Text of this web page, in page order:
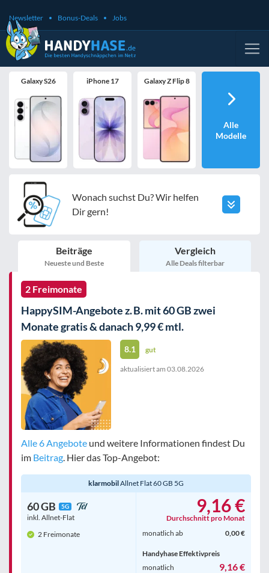
Newsletter Bonus-Deals Jobs
Galaxy S26 iPhone 17 Galaxy Z Flip 8
Alle
Modelle
Wonach suchst Du? Wir helfen
Dir gern!
Beiträge
Neueste und Beste
Vergleich
Alle Deals filterbar
2 Freimonate
HappySIM-Angebote z. B. mit 60 GB zwei
Monate gratis & danach 9,99 € mtl.
8.1 gut
aktualisiert am 03.08.2026
Alle 6 Angebote und weitere Informationen findest Du
im Beitrag . Hier das Top-Angebot:
klarmobilAllnet Flat 60 GB 5G
60 GB 5G
inkl. Allnet-Flat
2 Freimonate
9,16 €
Durchschnitt pro Monat
monatlich ab
0,00 €
Handyhase Effektivpreis
monatlich
9,16 €